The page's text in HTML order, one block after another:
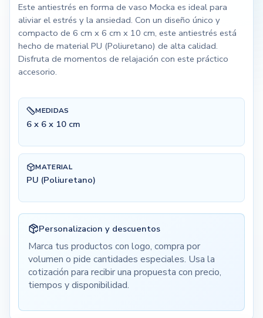
Este antiestrés en forma de vaso Mocka es ideal para
aliviar el estrés y la ansiedad. Con un diseño único y
compacto de 6 cm x 6 cm x 10 cm, este antiestrés está
hecho de material PU (Poliuretano) de alta calidad.
Disfruta de momentos de relajación con este práctico
accesorio.
MEDIDAS
6 x 6 x 10 cm
MATERIAL
PU (Poliuretano)
Personalizacion y descuentos
Marca tus productos con logo, compra por
volumen o pide cantidades especiales. Usa la
cotización para recibir una propuesta con precio,
tiempos y disponibilidad.